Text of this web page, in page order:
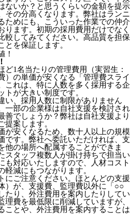
ないか？と思うくらいの金額を提示
その分高くなります。弊社はランニ
ためにも、こういった作業での仲介
ります。 初期の採用費用だけでなく
較してみてください。 高品質を担保
とを保証します。
ど1名当たりの管理費用（実習生：
）の単価が安くなる「管理費スライ
これは、特に人数を多く採用する企
トが大きい制度です。
い、採用人数に制限がありません
一部の企業様は自社支援を検討され
善でしょうか？弊社は自社支援より
提案します。
が安くなるため、数十人以上の規模
です。弊社へ委託いただければ、支
他の場所へ配属することができま
スタッフ複数人が掛け持ちで担当い
も対応いたしますので、人材コスト
減にもつながります。
にご注意ください。ほとんどの支援
）が、支援費、監理費以外に「○○
たり、外注費用を案内したりしてい
理費を最低限に削減していますが、
ことや、外注費用を案内することは